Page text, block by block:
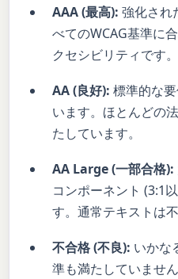
AAA (最高): 強化され
べてのWCAG基準に
クセシビリティです。
AA (良好): 標準的な
います。ほとんどの
たしています。
AA Large (一部合格):
コンポーネント (3:1
す。通常テキストは不
不合格 (不良): いかな
準も満たしていませ